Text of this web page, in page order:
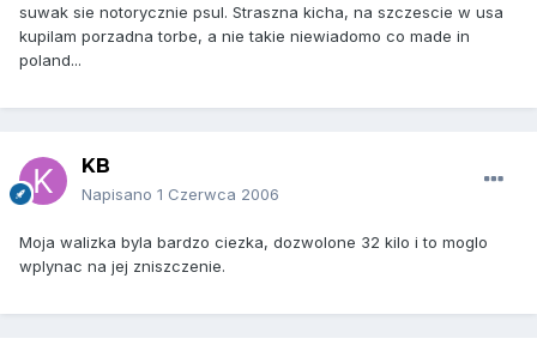
suwak sie notorycznie psul. Straszna kicha, na szczescie w usa
kupilam porzadna torbe, a nie takie niewiadomo co made in
poland...
KB
Napisano 1 Czerwca 2006
Moja walizka byla bardzo ciezka, dozwolone 32 kilo i to moglo
wplynac na jej zniszczenie.